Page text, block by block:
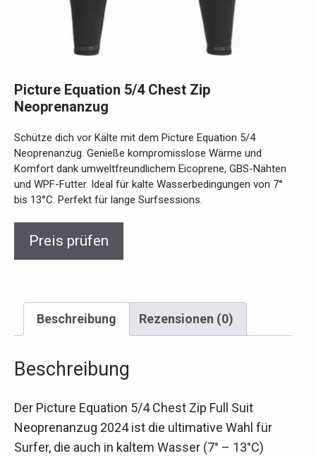
Picture Equation 5/4 Chest Zip
Neoprenanzug
Schütze dich vor Kälte mit dem Picture Equation 5/4
Neoprenanzug. Genieße kompromisslose Wärme und
Komfort dank umweltfreundlichem Eicoprene, GBS-Nähten
und WPF-Futter. Ideal für kalte Wasserbedingungen von 7°
bis 13°C. Perfekt für lange Surfsessions.
Preis prüfen
Beschreibung Rezensionen (0)
Beschreibung
Der Picture Equation 5/4 Chest Zip Full Suit
Neoprenanzug 2024 ist die ultimative Wahl für
Surfer, die auch in kaltem Wasser (7° – 13°C)